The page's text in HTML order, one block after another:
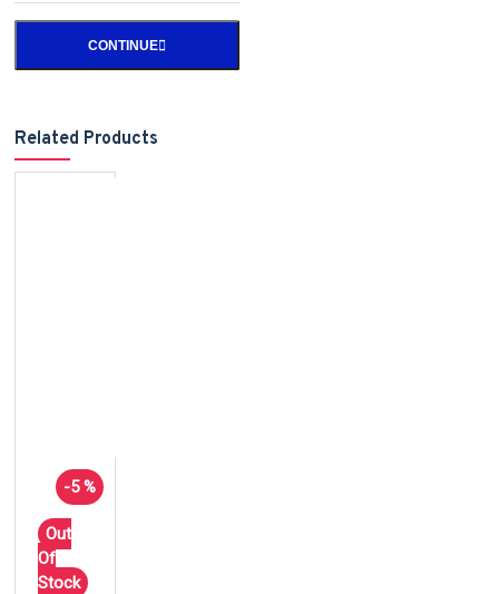
CONTINUE
Related Products
-5 %
Out
Of
Stock